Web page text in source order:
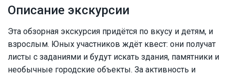
Описание экскурсии
Эта обзорная экскурсия придётся по вкусу и детям, и
взрослым. Юных участников ждёт квест: они получат
листы с заданиями и будут искать здания, памятники и
необычные городские объекты. За активность и